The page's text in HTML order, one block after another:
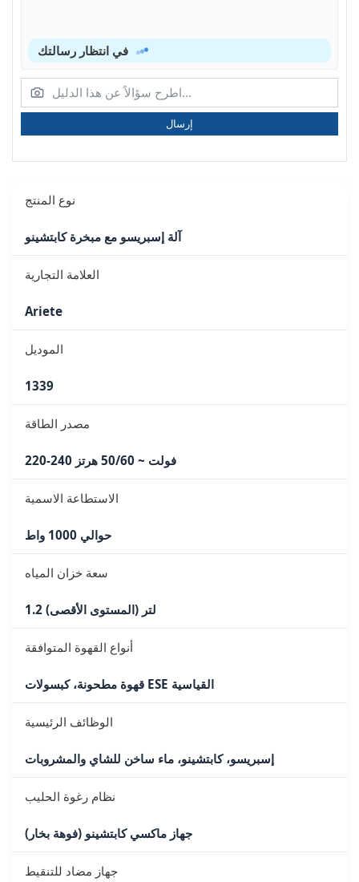
إرسال
نوع المنتج
آلة إسبريسو مع مبخرة كابتشينو
العلامة التجارية
Ariete
الموديل
1339
مصدر الطاقة
220-240 فولت ~ 50/60 هرتز
الاستطاعة الاسمية
حوالي 1000 واط
سعة خزان المياه
1.2 لتر (المستوى الأقصى)
أنواع القهوة المتوافقة
قهوة مطحونة، كبسولات ESE القياسية
الوظائف الرئيسية
إسبريسو، كابتشينو، ماء ساخن للشاي والمشروبات
نظام رغوة الحليب
جهاز ماكسي كابتشينو (فوهة بخار)
جهاز مضاد للتنقيط